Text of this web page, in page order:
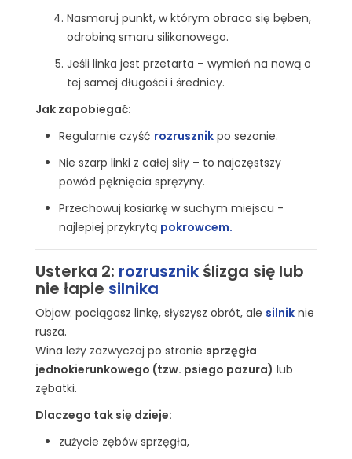
Nasmaruj punkt, w którym obraca się bęben,
odrobiną smaru silikonowego.
Jeśli linka jest przetarta – wymień na nową o
tej samej długości i średnicy.
Jak zapobiegać:
Regularnie czyść rozrusznik po sezonie.
Nie szarp linki z całej siły – to najczęstszy
powód pęknięcia sprężyny.
Przechowuj kosiarkę w suchym miejscu -
najlepiej przykrytą pokrowcem.
Usterka 2: rozrusznik ślizga się lub
nie łapie silnika
Objaw: pociągasz linkę, słyszysz obrót, ale silnik nie
rusza.
Wina leży zazwyczaj po stronie sprzęgła
jednokierunkowego (tzw. psiego pazura) lub
zębatki.
Dlaczego tak się dzieje:
zużycie zębów sprzęgła,